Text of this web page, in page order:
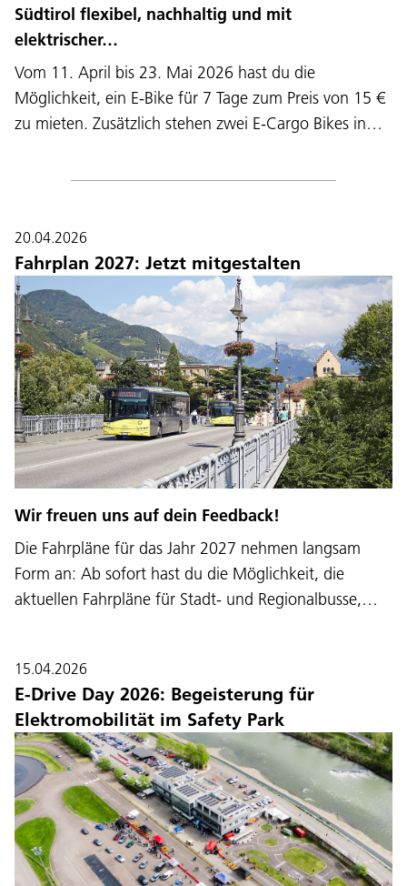
Südtirol flexibel, nachhaltig und mit
elektrischer…
Vom 11. April bis 23. Mai 2026 hast du die
Möglichkeit, ein E-Bike für 7 Tage zum Preis von 15 €
zu mieten. Zusätzlich stehen zwei E-Cargo Bikes in…
20.04.2026
Fahrplan 2027: Jetzt mitgestalten
Wir freuen uns auf dein Feedback!
Die Fahrpläne für das Jahr 2027 nehmen langsam
Form an: Ab sofort hast du die Möglichkeit, die
aktuellen Fahrpläne für Stadt- und Regionalbusse,…
15.04.2026
E-Drive Day 2026: Begeisterung für
Elektromobilität im Safety Park